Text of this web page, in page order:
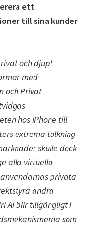
ett
till sina kunder
och djupt
med
och Privat
hos iPhone till
extrema tolkning
skulle dock
alla virtuella
privata
andra
AI blir tillgängligt i
som